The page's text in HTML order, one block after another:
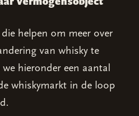
helpen om meer over
van whisky te
hieronder een aantal
whiskymarkt in de loop